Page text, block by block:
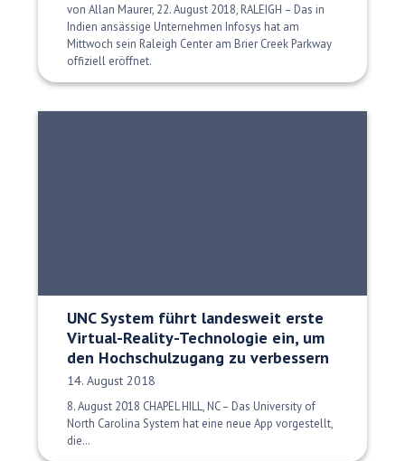
von Allan Maurer, 22. August 2018, RALEIGH – Das in
Indien ansässige Unternehmen Infosys hat am
Mittwoch sein Raleigh Center am Brier Creek Parkway
offiziell eröffnet.
UNC System führt landesweit erste
Virtual-Reality-Technologie ein, um
den Hochschulzugang zu verbessern
Veröffentlichungsdatum:
14. August 2018
8. August 2018 CHAPEL HILL, NC – Das University of
North Carolina System hat eine neue App vorgestellt,
die…